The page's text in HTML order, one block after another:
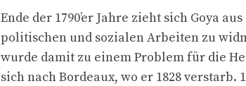
Ende der 1790’er Jahre zieht sich Goya
politischen und sozialen Arbeiten zu
wurde damit zu einem Problem für die
sich nach Bordeaux, wo er 1828